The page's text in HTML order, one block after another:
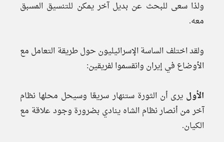
ولذا سعى للبحث عن بديل آخر يمكن للتنسيق المسبق
معه.
ولقد اختلف الساسة الإسرائيليون حول طريقة التعامل مع
الأوضاع في إيران وانقسموا لفريقين:
الأول يرى أن الثورة ستنهار سريعًا وسيحل محلها نظام
آخر من أنصار نظام الشاه ينادي بضرورة وجود علاقة مع
الكيان.